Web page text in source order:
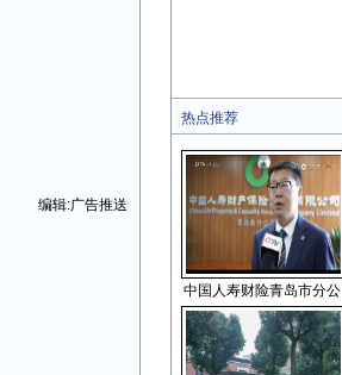
编辑:广告推送
热点推荐
中国人寿财险青岛市分公